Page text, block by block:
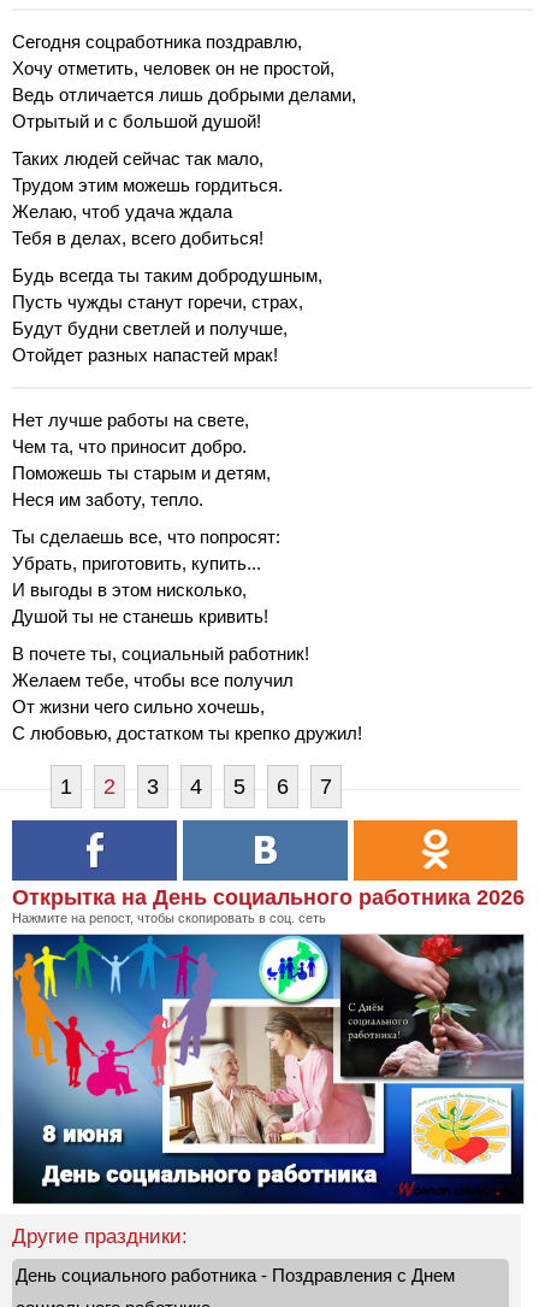
Сегодня соцработника поздравлю,
Хочу отметить, человек он не простой,
Ведь отличается лишь добрыми делами,
Отрытый и с большой душой!
Таких людей сейчас так мало,
Трудом этим можешь гордиться.
Желаю, чтоб удача ждала
Тебя в делах, всего добиться!
Будь всегда ты таким добродушным,
Пусть чужды станут горечи, страх,
Будут будни светлей и получше,
Отойдет разных напастей мрак!
Нет лучше работы на свете,
Чем та, что приносит добро.
Поможешь ты старым и детям,
Неся им заботу, тепло.
Ты сделаешь все, что попросят:
Убрать, приготовить, купить...
И выгоды в этом нисколько,
Душой ты не станешь кривить!
В почете ты, социальный работник!
Желаем тебе, чтобы все получил
От жизни чего сильно хочешь,
С любовью, достатком ты крепко дружил!
1 2 3 4 5 6 7
Открытка на День социального работника 2026
Нажмите на репост, чтобы скопировать в соц. сеть
Другие праздники:
День социального работника - Поздравления с Днем